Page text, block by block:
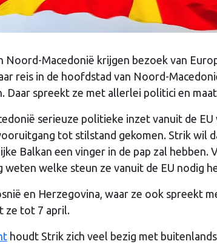
Noord-Macedonië krijgen bezoek van
reis in de hoofdstad van Noord-
Daar spreekt ze met allerlei politici en
serieuze politieke inzet vanuit de
tot stilstand gekomen. Strik wil
Balkan een vinger in de pap zal hebben.
welke steun ze vanuit de EU nodig
en Herzegovina, waar ze ook spreekt
ze tot 7 april.
houdt Strik zich veel bezig met